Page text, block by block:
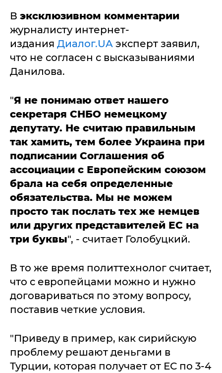
В эксклюзивном комментарии
журналисту интернет-
издания Диалог.UA эксперт заявил,
что не согласен с высказываниями
Данилова.
"Я не понимаю ответ нашего
секретаря СНБО немецкому
депутату. Не считаю правильным
так хамить, тем более Украина при
подписании Соглашения об
ассоциации с Европейским союзом
брала на себя определенные
обязательства. Мы не можем
просто так послать тех же немцев
или других представителей ЕС на
три буквы", - считает Голобуцкий.
В то же время политтехнолог считает,
что с европейцами можно и нужно
договариваться по этому вопросу,
поставив четкие условия.
"Приведу в пример, как сирийскую
проблему решают деньгами в
Турции, которая получает от ЕС по 3-4